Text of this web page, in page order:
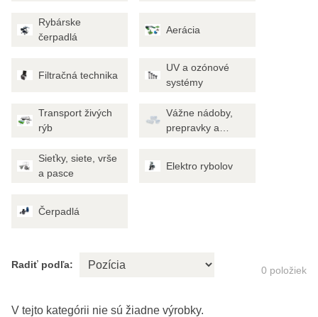
Rybárske
čerpadlá
Aerácia
Filtračná technika
UV a ozónové
systémy
Transport živých
rýb
Vážne nádoby,
prepravky a
Sieťky, siete, vrše
a pasce
Elektro rybolov
Čerpadlá
Radiť podľa: 0 položiek